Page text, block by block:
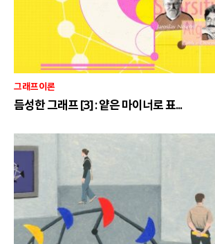
그래프이론
듬성한 그래프 [3] : 얕은 마이너로 표...